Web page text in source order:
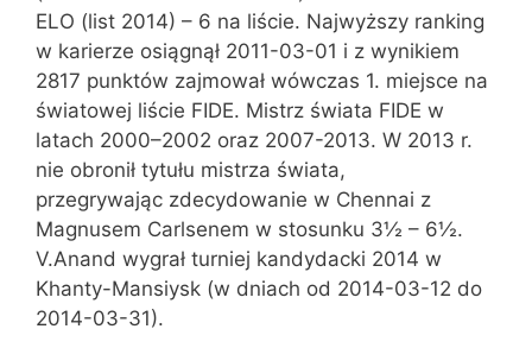
ELO (list 2014) – 6 na liście. Najwyższy ranking
w karierze osiągnął 2011-03-01 i z wynikiem
2817 punktów zajmował wówczas 1. miejsce na
światowej liście FIDE. Mistrz świata FIDE w
latach 2000–2002 oraz 2007-2013. W 2013 r.
nie obronił tytułu mistrza świata,
przegrywając zdecydowanie w Chennai z
Magnusem Carlsenem w stosunku 3½ – 6½.
V.Anand wygrał turniej kandydacki 2014 w
Khanty-Mansiysk (w dniach od 2014-03-12 do
2014-03-31).